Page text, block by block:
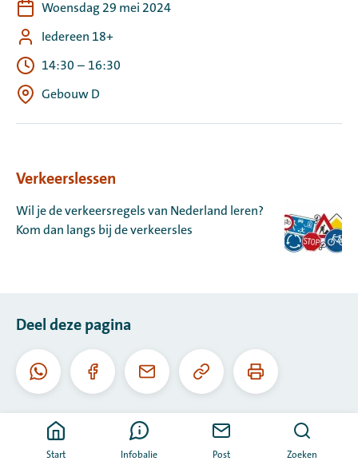
Start Infobalie Post Zoeken
Woensdag 29 mei 2024
Iedereen 18+
14:30 – 16:30
Gebouw D
Verkeerslessen
Wil je de verkeersregels van Nederland leren?
Kom dan langs bij de verkeersles
Deel deze pagina
WhatsappFacebookE-
Kopieer
deze
Print
deze